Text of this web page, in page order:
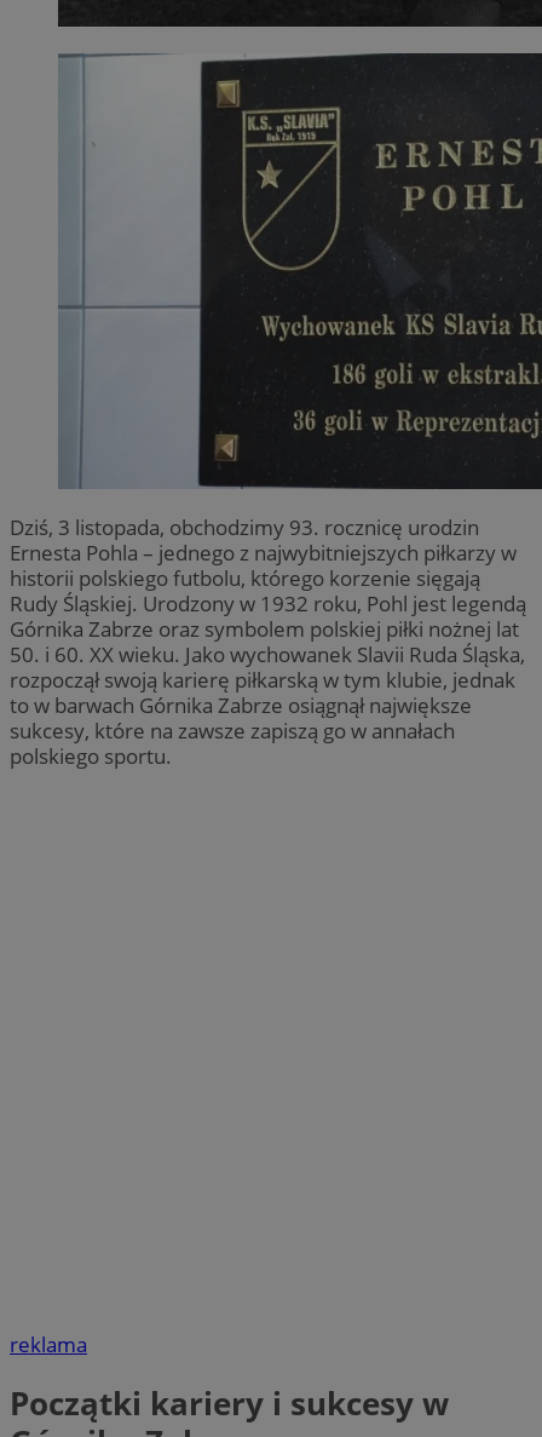
Dziś, 3 listopada, obchodzimy 93. rocznicę urodzin
Ernesta Pohla – jednego z najwybitniejszych piłkarzy w
historii polskiego futbolu, którego korzenie sięgają
Rudy Śląskiej. Urodzony w 1932 roku, Pohl jest legendą
Górnika Zabrze oraz symbolem polskiej piłki nożnej lat
50. i 60. XX wieku. Jako wychowanek Slavii Ruda Śląska,
rozpoczął swoją karierę piłkarską w tym klubie, jednak
to w barwach Górnika Zabrze osiągnął największe
sukcesy, które na zawsze zapiszą go w annałach
polskiego sportu.
reklama
Początki kariery i sukcesy w